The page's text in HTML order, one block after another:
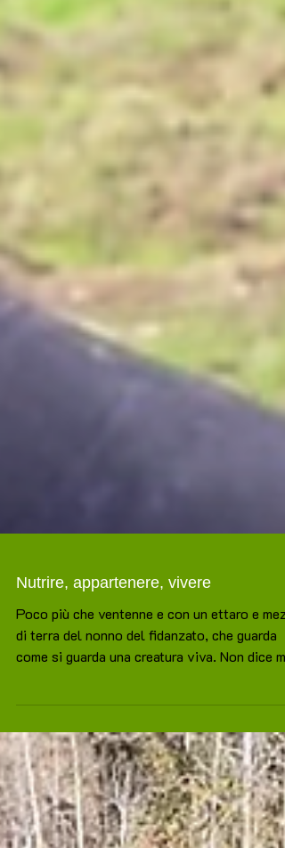
Nutrire, appartenere, vivere
Poco più che ventenne e con un ettaro e
di terra del nonno del fidanzato, che guarda
“devo coltivare le piante”. Dice: “Devo
coltivare il terreno”. Perché, secondo lei, è lì
che comincia tutto. Non le interessa forzare
zucchine a crescere dritte come soldatini; le
interessa che il suolo torni a respirare, a
esistere. Che i lombrichi tornino a lavorare
gratis — gli unici operai instancabili che non